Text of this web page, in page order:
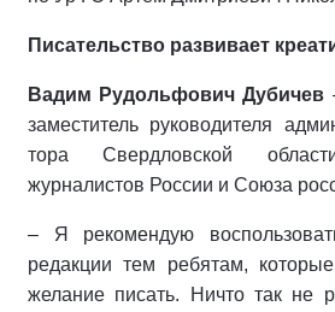
Писательство развивает
Вадим Рудоль­фович Дубичев
заместитель руко­водителя
тора Свердловской
журналистов России и Союза
– Я рекомендую
редакции тем ребятам,
желание писать. Ничто так не